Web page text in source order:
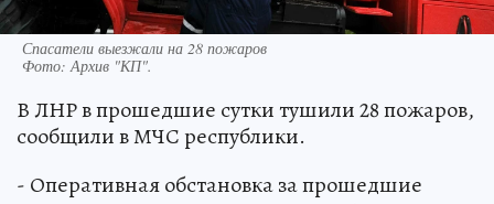
Спасатели выезжали на 28 пожаров
Фото:Архив "КП".
В ЛНР в прошедшие сутки тушили 28 пожаров,
сообщили в МЧС республики.
- Оперативная обстановка за прошедшие